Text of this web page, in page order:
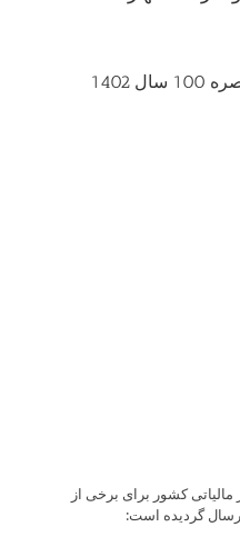
1402
کشور برای برخی از
گردیده است: